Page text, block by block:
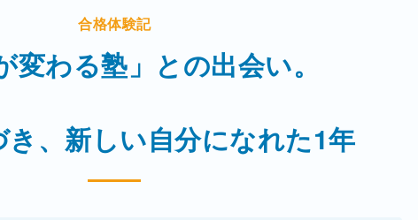
合格体験記
変わる塾」との出会い。
き、新しい自分になれた1年